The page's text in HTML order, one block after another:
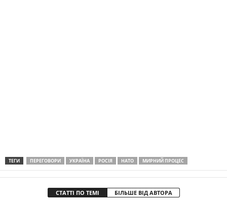
ТЕГИ ПЕРЕГОВОРИ УКРАЇНА РОСІЯ НАТО МИРНИЙ ПРОЦЕС
СТАТТІ ПО ТЕМІ БІЛЬШЕ ВІД АВТОРА